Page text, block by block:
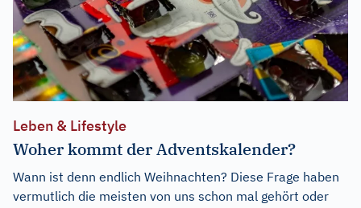
Leben & Lifestyle
Woher kommt der Adventskalender?
Wann ist denn endlich Weihnachten? Diese Frage haben
vermutlich die meisten von uns schon mal gehört oder